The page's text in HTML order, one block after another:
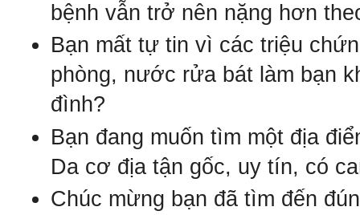
bệnh vẫn trở nên nặng hơn
Bạn mất tự tin vì các triệu ch
phòng, nước rửa bát làm bạn
đình?
Bạn đang muốn tìm một địa
Da cơ địa tận gốc, uy tín, có
Chúc mừng bạn đã tìm đến